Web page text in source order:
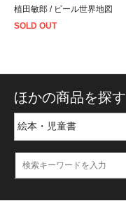
植田敏郎 / ビール世界地図
SOLD OUT
ほかの商品を探す